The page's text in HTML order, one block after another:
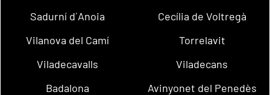
Sadurní d´Anoia
Cecília de Voltregà
Vilanova del Camí
Torrelavit
Viladecavalls
Viladecans
Badalona
Avinyonet del Penedès